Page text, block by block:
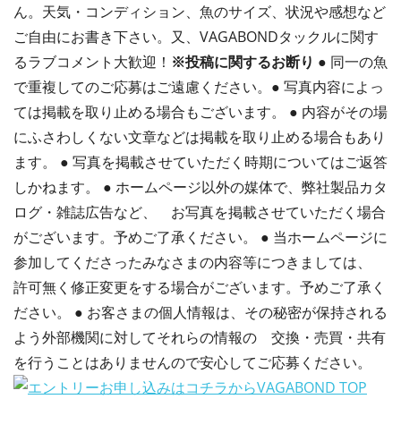
ん。天気・コンディション、魚のサイズ、状況や感想など
ご自由にお書き下さい。又、VAGABONDタックルに関す
るラブコメント大歓迎！ ※投稿に関するお断り ● 同一の魚
で重複してのご応募はご遠慮ください。● 写真内容によっ
ては掲載を取り止める場合もございます。 ● 内容がその場
にふさわしくない文章などは掲載を取り止める場合もあり
ます。 ● 写真を掲載させていただく時期についてはご返答
しかねます。 ● ホームページ以外の媒体で、弊社製品カタ
ログ・雑誌広告など、 お写真を掲載させていただく場合
がございます。予めご了承ください。 ● 当ホームページに
参加してくださったみなさまの内容等につきましては、
許可無く修正変更をする場合がございます。予めご了承く
ださい。 ● お客さまの個人情報は、その秘密が保持される
よう外部機関に対してそれらの情報の 交換・売買・共有
を行うことはありませんので安心してご応募ください。
VAGABOND TOP